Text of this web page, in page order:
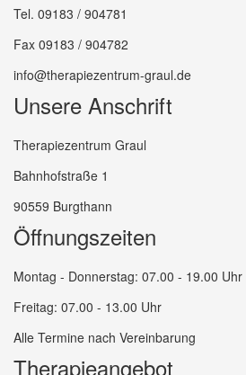
Tel. 09183 / 904781
Fax 09183 / 904782
info@therapiezentrum-graul.de
Unsere Anschrift
Therapiezentrum Graul
Bahnhofstraße 1
90559 Burgthann
Öffnungszeiten
Montag - Donnerstag: 07.00 - 19.00 Uhr
Freitag: 07.00 - 13.00 Uhr
Alle Termine nach Vereinbarung
Therapieangebot